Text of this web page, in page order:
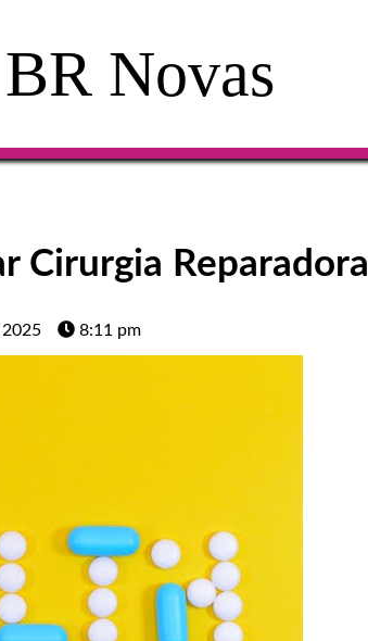
BR Novas
Cirurgia Reparadora
8:11 pm